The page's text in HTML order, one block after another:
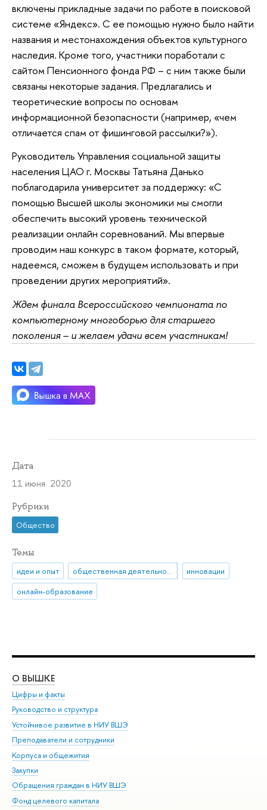
включены прикладные задачи по работе в поисковой
системе «Яндекс». С ее помощью нужно было найти
названия и местонахождения объектов культурного
наследия. Кроме того, участники поработали с
сайтом Пенсионного фонда РФ – с ним также были
связаны некоторые задания. Предлагались и
теоретические вопросы по основам
информационной безопасности (например, «чем
отличается спам от фишинговой рассылки?»).
Руководитель Управления социальной защиты
населения ЦАО г. Москвы Татьяна Данько
поблагодарила университет за поддержку: «С
помощью Высшей школы экономики мы смогли
обеспечить высокий уровень технической
реализации онлайн соревнований. Мы впервые
проводим наш конкурс в таком формате, который,
надеемся, сможем в будущем использовать и при
проведении других мероприятий».
Ждем финала Всероссийского чемпионата по
компьютерному многоборью для старшего
поколения – и желаем удачи всем участникам!
Дата
11 июня 2020
Рубрики
Общество
Темы
идеи и опыт общественная деятельность
инновации
онлайн-образование
О ВЫШКЕ
Цифры и факты
Руководство и структура
Устойчивое развитие в НИУ ВШЭ
Преподаватели и сотрудники
Корпуса и общежития
Закупки
Обращения граждан в НИУ ВШЭ
Фонд целевого капитала